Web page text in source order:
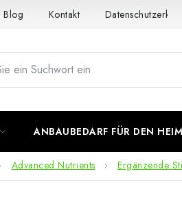
Blog Kontakt
ANBAUBEDARF FÜR DEN
Advanced Nutrients Ergänzende